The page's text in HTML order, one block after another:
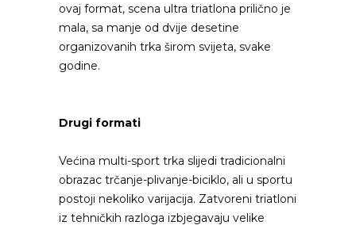
ovaj format, scena ultra triatlona prilično je
mala, sa manje od dvije desetine
organizovanih trka širom svijeta, svake
godine.
Drugi formati
Većina multi-sport trka slijedi tradicionalni
obrazac trčanje-plivanje-biciklo, ali u sportu
postoji nekoliko varijacija. Zatvoreni triatloni
iz tehničkih razloga izbjegavaju velike